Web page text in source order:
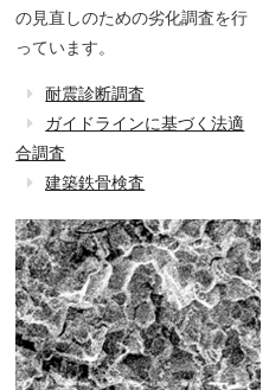
の見直しのための劣化調査を行
っています。
耐震診断調査
ガイドラインに基づく法適
合調査
建築鉄骨検査